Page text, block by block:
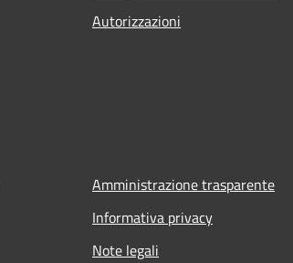
Autorizzazioni
Amministrazione trasparente
Informativa privacy
Note legali